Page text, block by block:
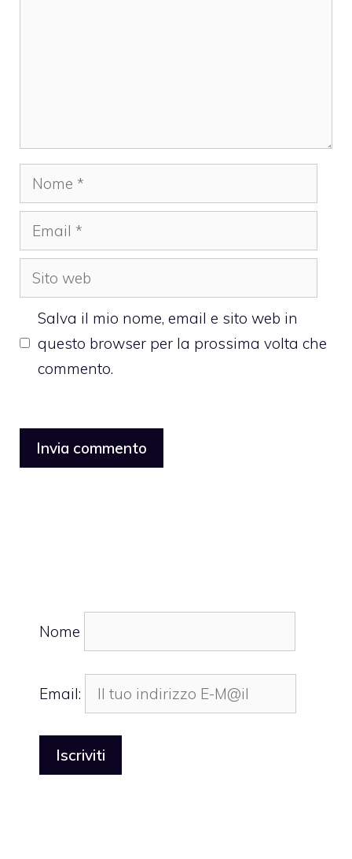
Nome
Email
Sito
web
Salva il mio nome, email e sito web in
questo browser per la prossima volta che
commento.
Nome
Email: